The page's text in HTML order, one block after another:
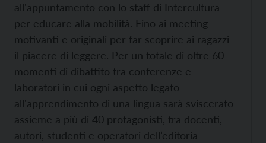
all'appuntamento con lo staff di Intercultura
per educare alla mobilità. Fino ai meeting
motivanti e originali per far scoprire ai ragazzi
il piacere di leggere. Per un totale di oltre 60
momenti di dibattito tra conferenze e
laboratori in cui ogni aspetto legato
all'apprendimento di una lingua sarà sviscerato
assieme a più di 40 protagonisti, tra docenti,
autori, studenti e operatori dell’editoria